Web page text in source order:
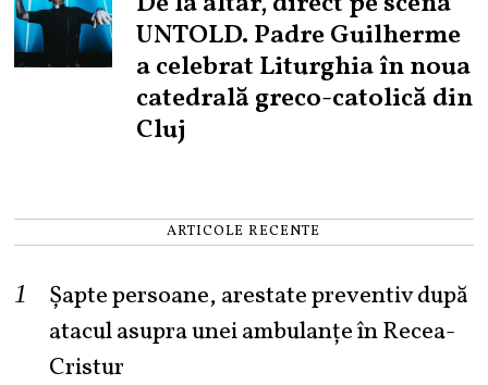
UNTOLD. Padre Guilherme
a celebrat Liturghia în noua
catedrală greco-catolică din
Cluj
ARTICOLE RECENTE
Șapte persoane, arestate preventiv după
atacul asupra unei ambulanțe în Recea-
Cristur